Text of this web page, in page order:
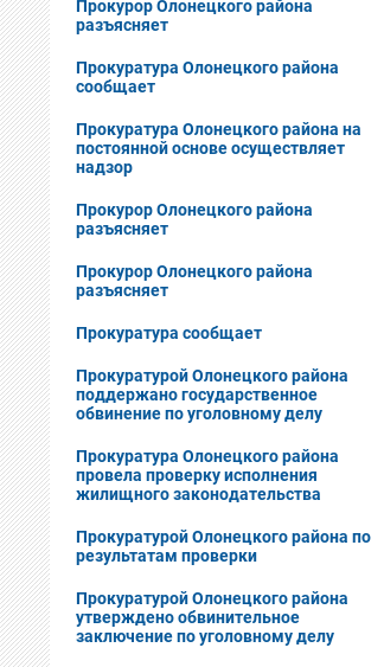
Прокурор Олонецкого района
разъясняет
Прокуратура Олонецкого района
сообщает
Прокуратура Олонецкого района на
постоянной основе осуществляет
надзор
Прокурор Олонецкого района
разъясняет
Прокурор Олонецкого района
разъясняет
Прокуратура сообщает
Прокуратурой Олонецкого района
поддержано государственное
обвинение по уголовному делу
Прокуратура Олонецкого района
провела проверку исполнения
жилищного законодательства
Прокуратурой Олонецкого района по
результатам проверки
Прокуратурой Олонецкого района
утверждено обвинительное
заключение по уголовному делу